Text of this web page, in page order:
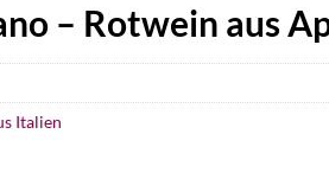
– Rotwein aus
Italien